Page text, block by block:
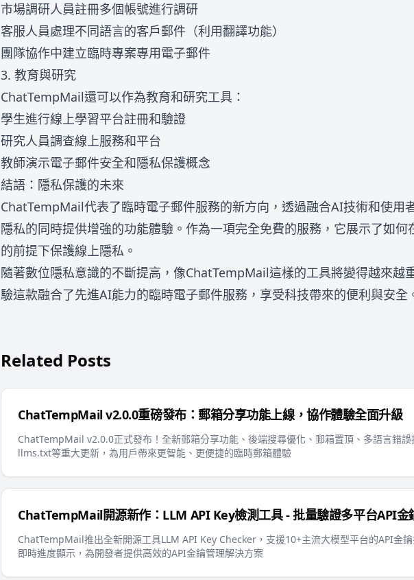
市場調研人員註冊多個帳號進行調研
客服人員處理不同語言的客戶郵件（利用翻譯功能）
團隊協作中建立臨時專案專用電子郵件
3. 教育與研究
ChatTempMail還可以作為教育和研究工具：
學生進行線上學習平台註冊和驗證
研究人員調查線上服務和平台
教師演示電子郵件安全和隱私保護概念
結語：隱私保護的未來
ChatTempMail代表了臨時電子郵件服務的新方向，透過融合AI技術和使用
隱私的同時提供增強的功能體驗。作為一項完全免費的服務，它展示了如何
的前提下保護線上隱私。
隨著數位隱私意識的不斷提高，像ChatTempMail這樣的工具將變得越來越
驗這款融合了先進AI能力的臨時電子郵件服務，享受科技帶來的便利與安全
Related Posts
ChatTempMail v2.0.0重磅發布：郵箱分享功能上線，協作體驗全面升級
ChatTempMail v2.0.0正式發布！全新郵箱分享功能、後端搜尋優化、郵箱置頂、多語言錯
llms.txt等重大更新，為用戶帶來更智能、更便捷的臨時郵箱體驗
ChatTempMail開源新作：LLM API Key檢測工具 - 批量驗證多平台API金
ChatTempMail推出全新開源工具LLM API Key Checker，支援10+主流大模型平台的API金鑰
即時進度顯示，為開發者提供高效的API金鑰管理解決方案